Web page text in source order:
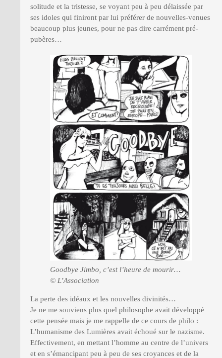
solitude et la tristesse, se voyant peu à peu délaissée par
ses idoles qui finiront par lui préférer de nouvelles-venues
beaucoup plus jeunes, pour ne pas dire carrément pré-
pubères…
Goodbye Jimbo, c’est l’heure de mourir…
© L’Association
La perte des idéaux et les nouvelles divinités…
Je ne me souviens plus quel philosophe avait développé
cette pensée mais je me rappelle de ce cours de philo :
L’humanisme des Lumières avait échoué sur le nazisme.
Effectivement, en mettant l’homme au centre de l’univers
et en s’émancipant peu à peu de ses croyances et de la